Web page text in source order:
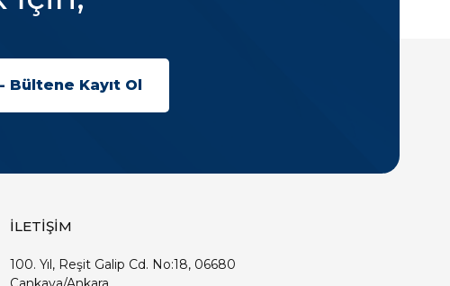
İLETİŞİM
100. Yıl, Reşit Galip Cd. No:18, 06680